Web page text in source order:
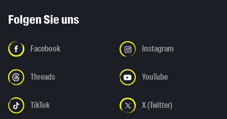
Folgen Sie uns
Facebook Instagram
Threads YouTube
TikTok X (Twitter)